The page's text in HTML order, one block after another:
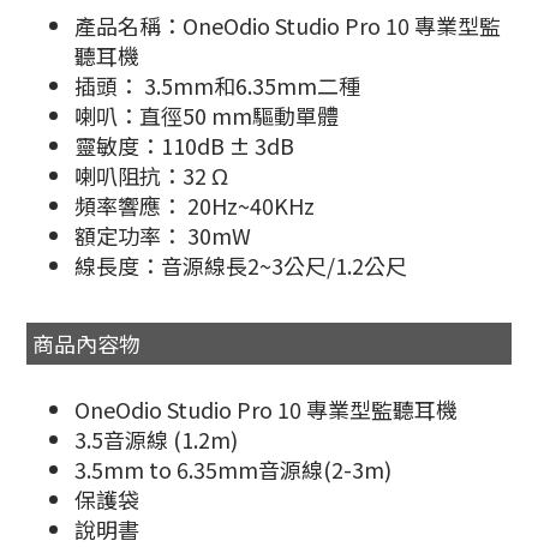
產品名稱：OneOdio Studio Pro 10 專業型監
聽耳機
插頭： 3.5mm和6.35mm二種
喇叭：直徑50 mm驅動單體
靈敏度：110dB ± 3dB
喇叭阻抗：32 Ω
頻率響應： 20Hz~40KHz
額定功率： 30mW
線長度：音源線長2~3公尺/1.2公尺
商品內容物
OneOdio Studio Pro 10 專業型監聽耳機
3.5音源線 (1.2m)
3.5mm to 6.35mm音源線(2-3m)
保護袋
說明書